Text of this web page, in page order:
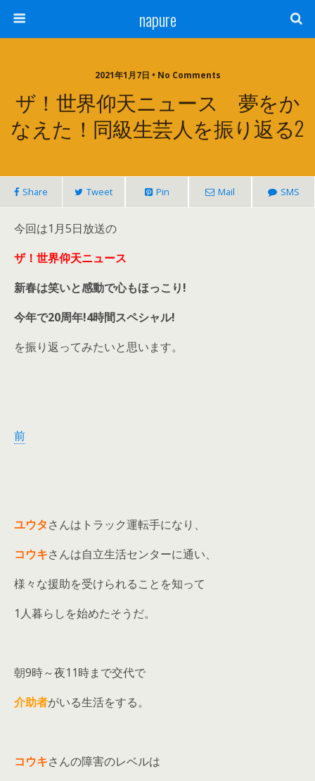
napure
2021年1月7日 • No Comments
ザ！世界仰天ニュース 夢をか
なえた！同級生芸人を振り返る2
Share Tweet Pin Mail SMS
今回は1月5日放送の
ザ！世界仰天ニュース
新春は笑いと感動で心もほっこり!
今年で20周年!4時間スペシャル!
を振り返ってみたいと思います。
前
ユウタさんはトラック運転手になり、
コウキさんは自立生活センターに通い、
様々な援助を受けられることを知って
1人暮らしを始めたそうだ。
朝9時～夜11時まで交代で
介助者がいる生活をする。
コウキさんの障害のレベルは